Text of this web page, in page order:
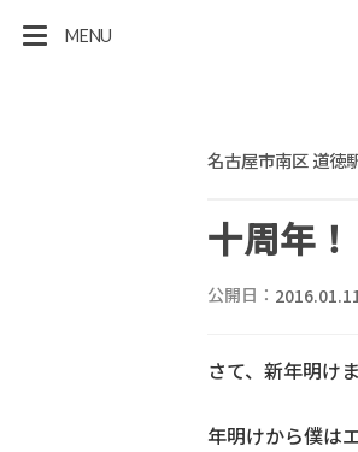
MENU
名古屋市南区 道徳
十周年！
公開日：
さて、新年明け
年明けから僕は